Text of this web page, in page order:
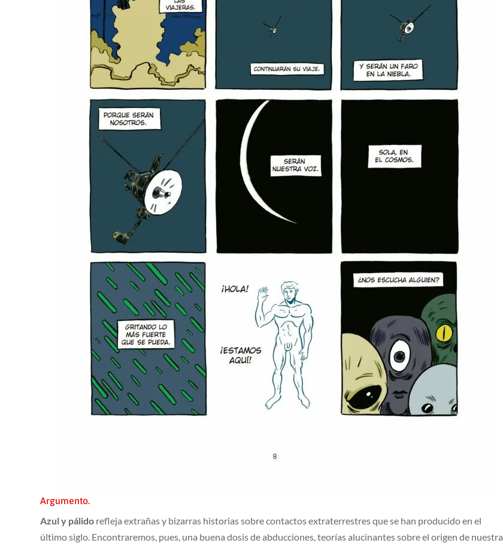
Argumento.
Azul y pálido refleja extrañas y bizarras historias sobre contactos extraterrestres que se han producido en el
último siglo. Encontraremos, pues, una buena dosis de abducciones, teorías alucinantes sobre el origen de nuestra